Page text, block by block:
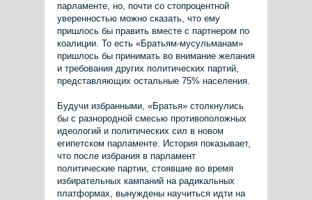
парламенте, но, почти со стопроцентной
уверенностью можно сказать, что ему
пришлось бы править вместе с партнером по
коалиции. То есть «Братьям-мусульманам»
пришлось бы принимать во внимание желания
и требования других политических партий,
представляющих остальные 75% населения.
Будучи избранными, «Братья» столкнулись
бы с разнородной смесью противоположных
идеологий и политических сил в новом
египетском парламенте. История показывает,
что после избрания в парламент
политические партии, стоявшие во время
избирательных кампаний на радикальных
платформах, вынуждены научиться идти на